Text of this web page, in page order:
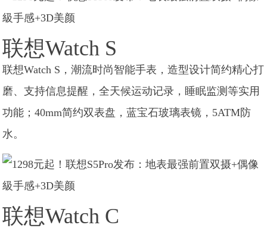
联想Watch S
联想Watch S，潮流时尚智能手表，造型设计简约精心打
磨、支持信息提醒，全天候运动记录，睡眠监测等实用
功能；40mm简约双表盘，蓝宝石玻璃表镜，5ATM防
水。
联想Watch C